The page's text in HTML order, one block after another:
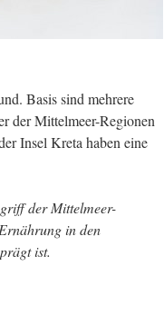
Basis sind mehrere
der Mittelmeer-Regionen
Insel Kreta haben eine
der Mittelmeer-
in den
ist.